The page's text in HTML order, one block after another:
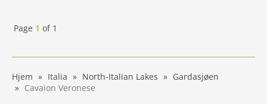
Page 1 of 1
Hjem Italia North-Italian Lakes
Gardasjøen
Cavaion Veronese